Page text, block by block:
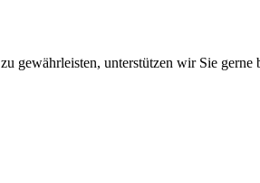
zu gewährleisten, unterstützen wir Sie